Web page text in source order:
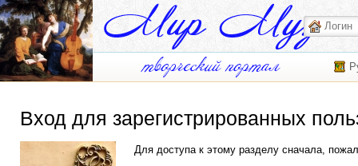
Вход для зарегистрированных
Для доступа к этому разделу сначала,